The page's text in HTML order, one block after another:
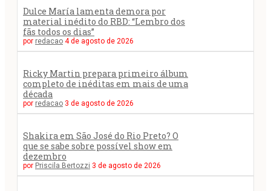
Dulce María lamenta demora por
material inédito do RBD: “Lembro dos
fãs todos os dias”
por redacao 4 de agosto de 2026
Ricky Martin prepara primeiro álbum
completo de inéditas em mais de uma
década
por redacao 3 de agosto de 2026
Shakira em São José do Rio Preto? O
que se sabe sobre possível show em
dezembro
por Priscila Bertozzi 3 de agosto de 2026